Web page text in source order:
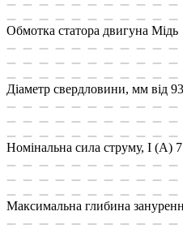
Обмотка статора двигуна Мідь
Діаметр свердловини, мм від
Номінальна сила струму, I (А)
Максимальна глибина